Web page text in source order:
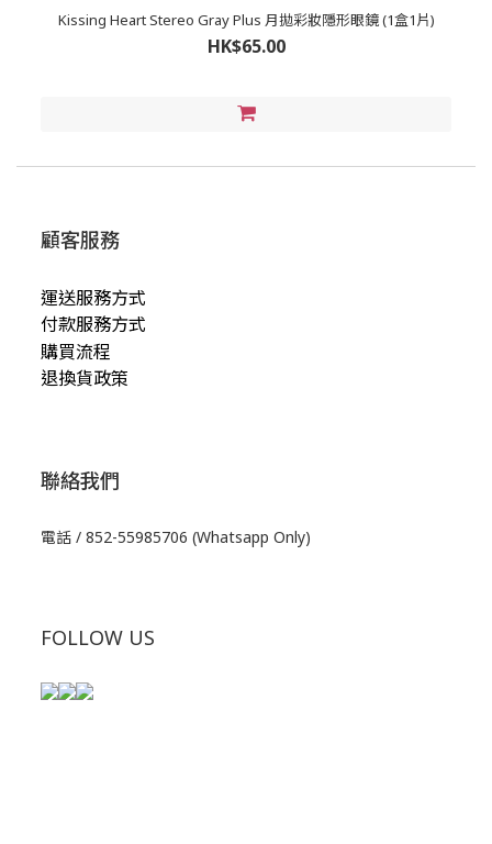
Kissing Heart Stereo Gray Plus 月拋彩妝隱形眼鏡 (1盒1片)
HK$65.00
顧客服務
運送服務方式
付款服務方式
購買流程
退換貨政策
聯絡我們
電話 / 852-55985706 (Whatsapp Only)
FOLLOW US